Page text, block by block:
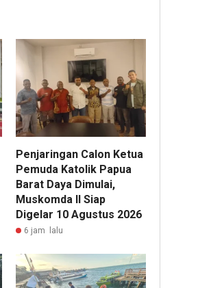
Penjaringan Calon Ketua
Pemuda Katolik Papua
Barat Daya Dimulai,
Muskomda II Siap
Digelar 10 Agustus 2026
6 jam lalu